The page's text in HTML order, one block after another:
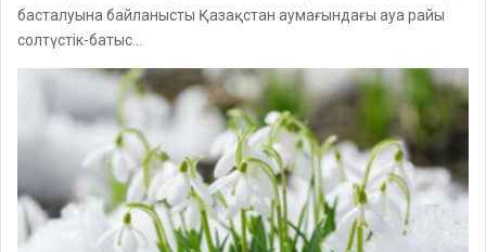
басталуына байланысты Қазақстан аумағындағы ауа райы
солтүстік-батыс…